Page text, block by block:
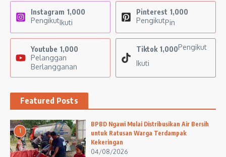
Instagram 1,000
PengikutIkuti
Pinterest 1,000
PengikutPin
Youtube 1,000
Pelanggan
Berlangganan
Tiktok 1,000Pengikut
Ikuti
Featured Posts
1
BPBD Ngawi Mulai Distribusikan Air Bersih
untuk Ratusan Warga Terdampak
Kekeringan
04/08/2026